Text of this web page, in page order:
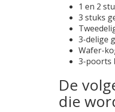
1 en 2
3 stuks
3-delige
Wafer-
3-poorts
De
die